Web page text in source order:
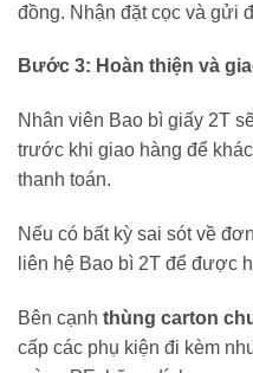
đồng. Nhận đặt cọc và gửi
Bước 3: Hoàn thiện và
Nhân viên Bao bì giấy 2T
trước khi giao hàng để
thanh toán.
Nếu có bất kỳ sai sót về
liên hệ Bao bì 2T để được
Bên cạnh thùng carton
cấp các phụ kiện đi kèm